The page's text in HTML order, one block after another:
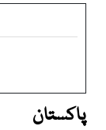
پاکستان